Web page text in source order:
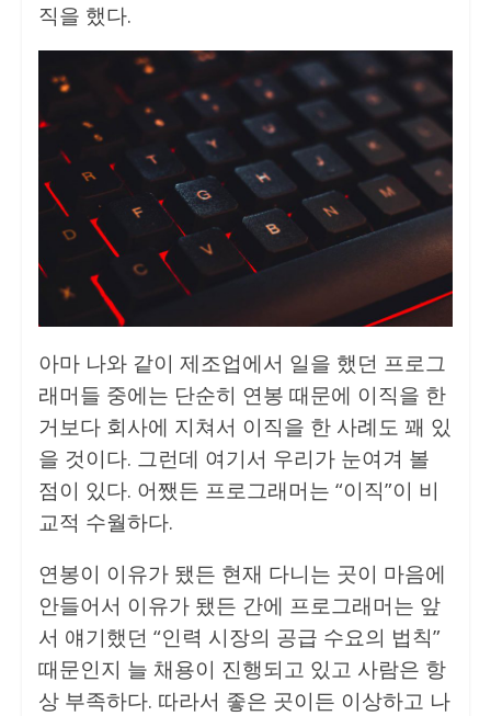
직을 했다.
아마 나와 같이 제조업에서 일을 했던 프로그
래머들 중에는 단순히 연봉 때문에 이직을 한
거보다 회사에 지쳐서 이직을 한 사례도 꽤 있
을 것이다. 그런데 여기서 우리가 눈여겨 볼
점이 있다. 어쨌든 프로그래머는 “이직”이 비
교적 수월하다.
연봉이 이유가 됐든 현재 다니는 곳이 마음에
안들어서 이유가 됐든 간에 프로그래머는 앞
서 얘기했던 “인력 시장의 공급 수요의 법칙”
때문인지 늘 채용이 진행되고 있고 사람은 항
상 부족하다. 따라서 좋은 곳이든 이상하고 나